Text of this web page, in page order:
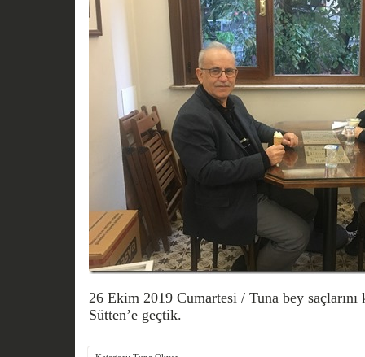
26 Ekim 2019 Cumartesi / Tuna bey saçlarını
Sütten’e geçtik.